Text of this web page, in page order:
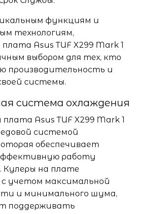
функциям и
технологиям,
Asus TUF X299 Mark 1
выбором для тех, кто
производительность и
системы.
система охлаждения
Asus TUF X299 Mark 1
системой
обеспечивает
работу
Кулеры на плате
учетом максимальной
и минимального шума,
поддерживать